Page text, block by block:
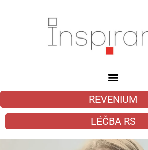
REVENIUM
LÉČBA RS